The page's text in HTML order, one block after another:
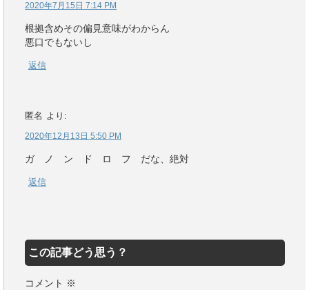
2020年7月15日 7:14 PM
根拠含めその偏見意味がわからん
悪口でもないし
返信
匿名 より:
2020年12月13日 5:50 PM
ガ ノ ン ド ロ フ だな、絶対
返信
この記事どう思う？
コメント ※